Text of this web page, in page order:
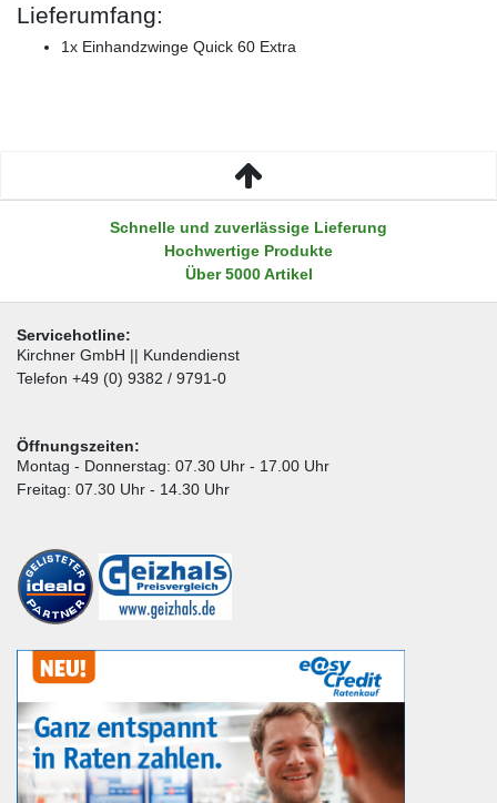
Lieferumfang:
1x Einhandzwinge Quick 60 Extra
Schnelle und zuverlässige Lieferung
Hochwertige Produkte
Über 5000 Artikel
Servicehotline:
Kirchner GmbH || Kundendienst
Telefon +49 (0) 9382 / 9791-0
Öffnungszeiten:
Montag - Donnerstag: 07.30 Uhr - 17.00 Uhr
Freitag: 07.30 Uhr - 14.30 Uhr